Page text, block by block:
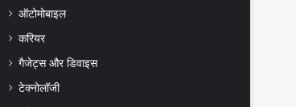
ऑटोमोबाइल
करियर
गैजेट्स और डिवाइस
टेक्नोलॉजी